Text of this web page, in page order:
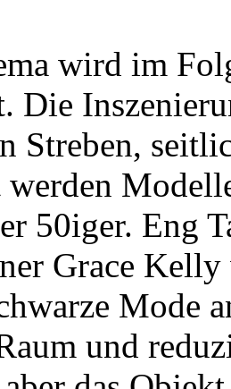
wird im
Die
Streben,
werden
50iger. Eng
Grace
Mode
und